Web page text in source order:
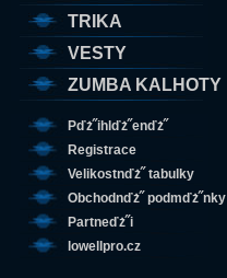
TRIKA
VESTY
ZUMBA KALHOTY
Pďż˝ihlďż˝enďż˝
Registrace
Velikostnďż˝ tabulky
Obchodnďż˝ podmďż˝nky
Partneďż˝i
lowellpro.cz